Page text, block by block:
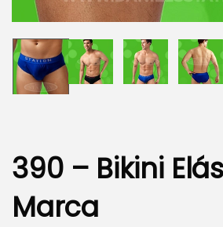
390 – Bikini
Marca